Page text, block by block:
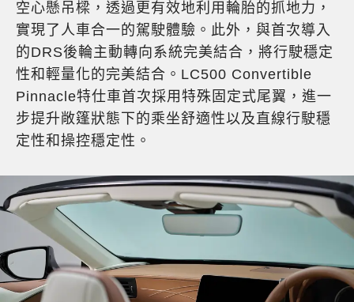
空心懸吊樑，透過更有效地利用輪胎的抓地力，
實現了人車合一的駕駛體驗。此外，與首次導入
的DRS後輪主動轉向系統完美結合，將行駛穩定
性和輕量化的完美結合。LC500 Convertible
Pinnacle特仕車首次採用特殊固定式尾翼，進一
步提升敞篷狀態下的乘坐舒適性以及直線行駛穩
定性和操控穩定性。